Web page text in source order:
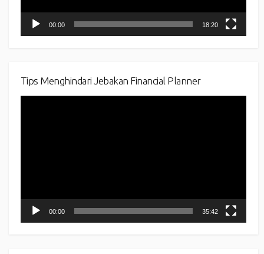
00:00 18:20
Tips Menghindari Jebakan Financial Planner
00:00 35:42